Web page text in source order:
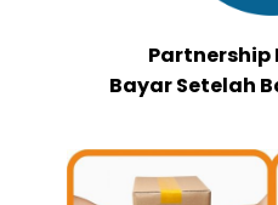
Partnership
Bayar Setelah